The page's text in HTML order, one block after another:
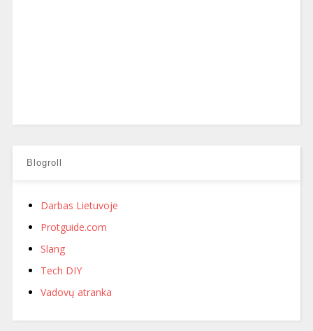
Blogroll
Darbas Lietuvoje
Protguide.com
Slang
Tech DIY
Vadovų atranka